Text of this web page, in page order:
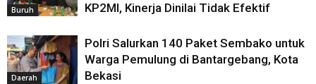
Buruh
KP2MI, Kinerja Dinilai Tidak Efektif
Daerah
Polri Salurkan 140 Paket Sembako untuk
Warga Pemulung di Bantargebang, Kota
Bekasi